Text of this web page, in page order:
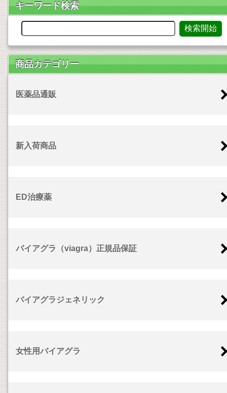
キーワード検索
商品カテゴリー
医薬品通販
新入荷商品
ED治療薬
バイアグラ（viagra）正規品保証
バイアグラジェネリック
女性用バイアグラ